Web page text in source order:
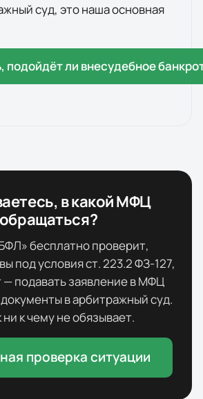
суд, это наша основная
подойдёт ли внесудебное
в какой МФЦ
обращаться?
бесплатно проверит,
под условия ст. 223.2 ФЗ-127,
— подавать заявление в МФЦ
в арбитражный суд.
к чему не обязывает.
проверка ситуации